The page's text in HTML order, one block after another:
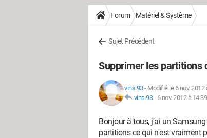
Forum Matériel & Système
Sujet Précédent
Supprimer les partitions
vins.93- Modifié le 6 nov. 2012
vins.93- 6 nov. 2012 à 14:39
Bonjour à tous, j'ai un
partitions ce qui n'est vraiment